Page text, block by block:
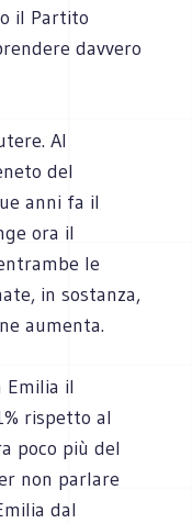
il Partito
davvero
Al
del
anni fa il
ora il
le
in sostanza,
aumenta.
Emilia il
rispetto al
poco più del
non parlare
dal